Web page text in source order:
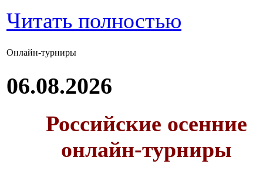
Читать полностью
Онлайн-турниры
06.08.2026
Российские осенние
онлайн-турниры